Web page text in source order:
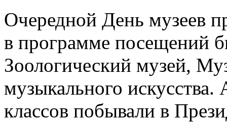
Очередной День музеев
в программе посещений
Зоологический музей,
музыкального
классов побывали в